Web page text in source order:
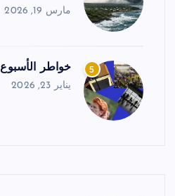
مارس 19, 2026
5 خواطر الأسبوع 23 يناير 2026
يناير 23, 2026